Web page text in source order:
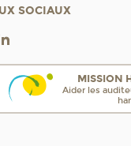
SOCIAUX
MISSION
Aider les